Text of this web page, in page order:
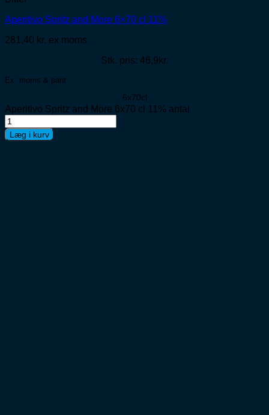
Aperitivo Spritz and More 6×70 cl 11%
281,40 kr. ex moms
Stk. pris: 46,9kr.
Ex. moms & pant
6x70cl
Aperitivo Spritz and More 6x70 cl 11% antal
Læg i kurv